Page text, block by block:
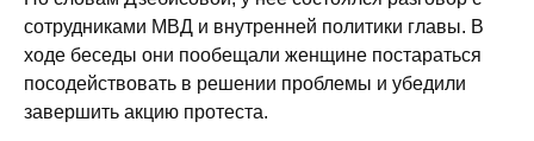
сотрудниками МВД и внутренней политики главы. В
ходе беседы они пообещали женщине постараться
посодействовать в решении проблемы и убедили
завершить акцию протеста.